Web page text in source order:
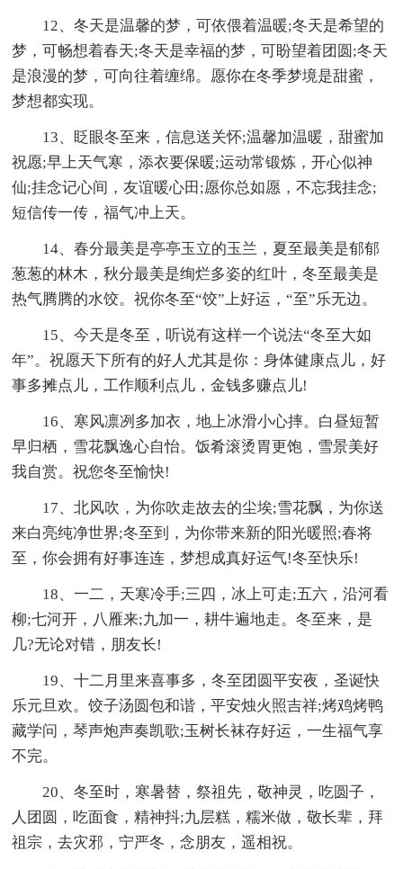
12、冬天是温馨的梦，可依偎着温暖;冬天是希望的
梦，可畅想着春天;冬天是幸福的梦，可盼望着团圆;冬天
是浪漫的梦，可向往着缠绵。愿你在冬季梦境是甜蜜，
梦想都实现。
13、眨眼冬至来，信息送关怀;温馨加温暖，甜蜜加
祝愿;早上天气寒，添衣要保暖;运动常锻炼，开心似神
仙;挂念记心间，友谊暖心田;愿你总如愿，不忘我挂念;
短信传一传，福气冲上天。
14、春分最美是亭亭玉立的玉兰，夏至最美是郁郁
葱葱的林木，秋分最美是绚烂多姿的红叶，冬至最美是
热气腾腾的水饺。祝你冬至“饺”上好运，“至”乐无边。
15、今天是冬至，听说有这样一个说法“冬至大如
年”。祝愿天下所有的好人尤其是你：身体健康点儿，好
事多摊点儿，工作顺利点儿，金钱多赚点儿!
16、寒风凛冽多加衣，地上冰滑小心摔。白昼短暂
早归栖，雪花飘逸心自怡。饭肴滚烫胃更饱，雪景美好
我自赏。祝您冬至愉快!
17、北风吹，为你吹走故去的尘埃;雪花飘，为你送
来白亮纯净世界;冬至到，为你带来新的阳光暖照;春将
至，你会拥有好事连连，梦想成真好运气!冬至快乐!
18、一二，天寒冷手;三四，冰上可走;五六，沿河看
柳;七河开，八雁来;九加一，耕牛遍地走。冬至来，是
几?无论对错，朋友长!
19、十二月里来喜事多，冬至团圆平安夜，圣诞快
乐元旦欢。饺子汤圆包和谐，平安烛火照吉祥;烤鸡烤鸭
藏学问，琴声炮声奏凯歌;玉树长袜存好运，一生福气享
不完。
20、冬至时，寒暑替，祭祖先，敬神灵，吃圆子，
人团圆，吃面食，精神抖;九层糕，糯米做，敬长辈，拜
祖宗，去灾邪，宁严冬，念朋友，遥相祝。